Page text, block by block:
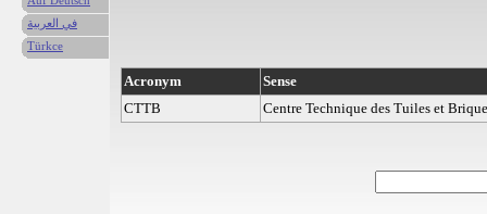
Acronym
Sense
CTTB
Centre Technique des Tuiles et
في العربية
Türkce